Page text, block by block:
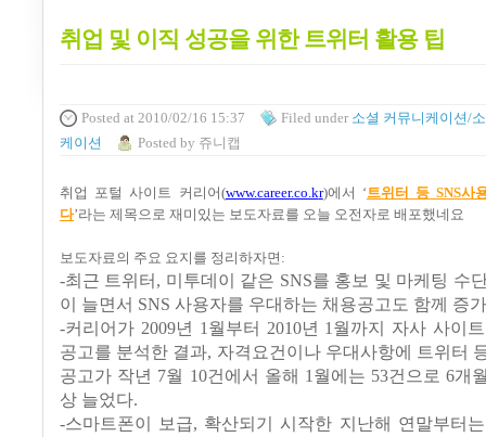
취업 및 이직 성공을 위한 트위터 활용 팁
Posted at 2010/02/16 15:37 Filed under 소셜 커뮤니케이션/
케이션
Posted by 쥬니캡
취업 포털 사이트 커리어(www.career.co.kr)에서 ‘트위터 등 SNS사
다’라는 제목으로 재미있는 보도자료를 오늘 오전자로 배포했네요
보도자료의 주요 요지를 정리하자면 :
-최근 트위터 , 미투데이 같은 SNS를 홍보 및 마케팅 수
이 늘면서 SNS 사용자를 우대하는 채용공고도 함께 증
-커리어가 2009년 1월부터 2010년 1월까지 자사 사이
공고를 분석한 결과, 자격요건이나 우대사항에 트위터
공고가 작년 7월 10건에서 올해 1월에는 53건으로 6개
상 늘었다.
-스마트폰이 보급, 확산되기 시작한 지난해 연말부터